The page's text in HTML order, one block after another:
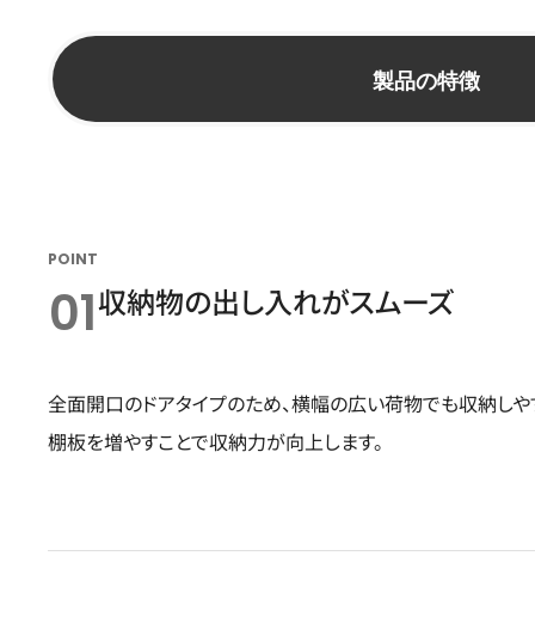
製品の特徴
POINT
01収納物の出し入れがスムーズ
全面開口のドアタイプのため、横幅の広い荷物でも収納しや
棚板を増やすことで収納力が向上します。